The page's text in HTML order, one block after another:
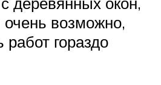
возможно,
гораздо